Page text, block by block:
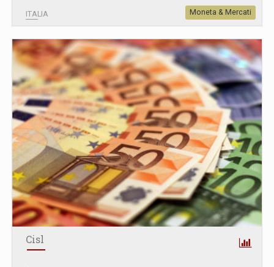
ITALIA Moneta & Mercati
Cisl